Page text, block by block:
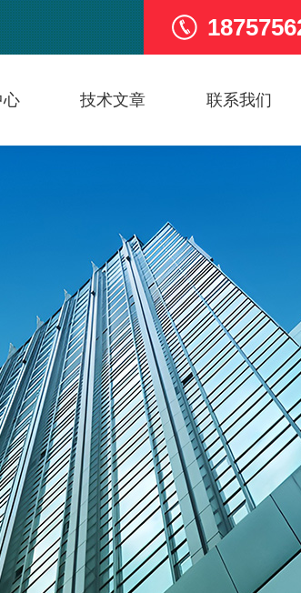
心 技术文章 联系我们